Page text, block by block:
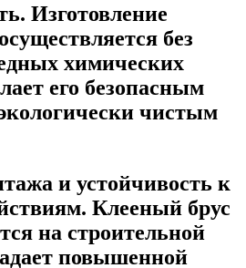
Изготовление
без
химических
его безопасным
чистым
и устойчивость к
Клееный брус
на строительной
повышенной